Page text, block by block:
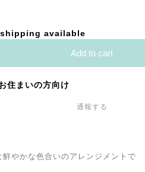
available
Add to cart
住まいの方向け
通報する
やかな色合いのアレンジメントで